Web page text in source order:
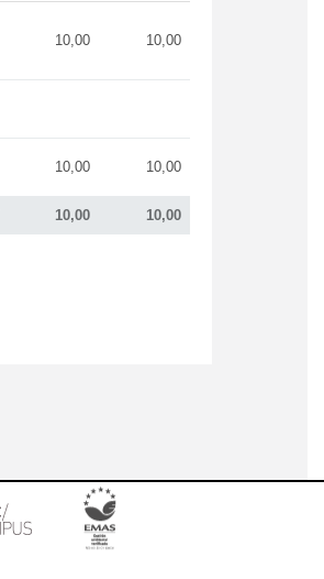
10,00 10,00
10,00 10,00
10,00 10,00